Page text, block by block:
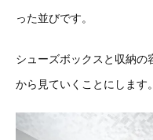
った並びです。
シューズボックスと収納の
から見ていくことにします。